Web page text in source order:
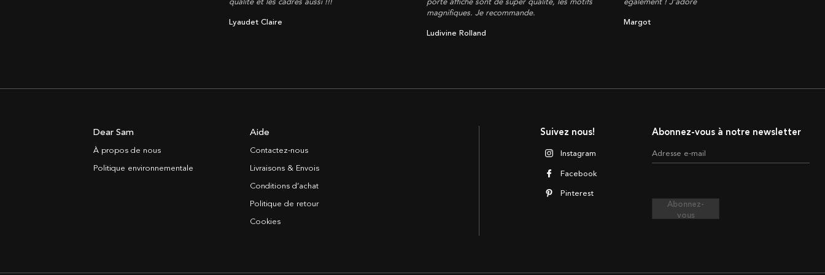
Lyaudet Claire
magnifiques. Je recommande.
Ludivine Rolland
Margot
Abonnez-vous à notre newsletter
Adresse e-mail
Abonnez-
vous
Suivez nous!
Instagram
Facebook
Pinterest
Dear Sam
À propos de nous
Politique environnementale
Aide
Contactez-nous
Livraisons & Envois
Conditions d’achat
Politique de retour
Cookies